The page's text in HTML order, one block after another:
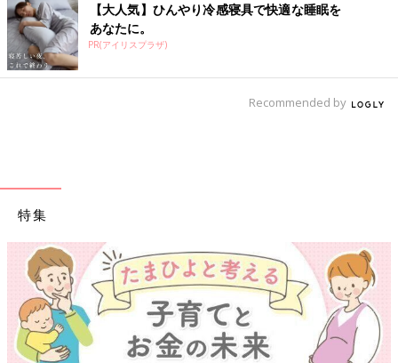
【大人気】ひんやり冷感寝具で快適な睡眠を
あなたに。
PR(アイリスプラザ)
Recommended by
特集
【ワクチン接種できるものも】妊婦の感染症対策、知っ